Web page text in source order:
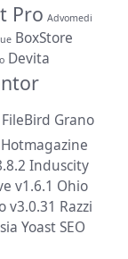
Pro Advomedi
BoxStore
Devita
FileBird Grano
Hotmagazine
Induscity
v1.6.1 Ohio
v3.0.31 Razzi
Yoast SEO